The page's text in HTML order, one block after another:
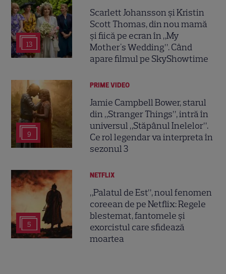
13
Scarlett Johansson și Kristin
Scott Thomas, din nou mamă
și fiică pe ecran în „My
Mother's Wedding”. Când
apare filmul pe SkyShowtime
9
PRIME VIDEO
Jamie Campbell Bower, starul
din „Stranger Things”, intră în
universul „Stăpânul Inelelor”.
Ce rol legendar va interpreta în
sezonul 3
5
NETFLIX
„Palatul de Est”, noul fenomen
coreean de pe Netflix: Regele
blestemat, fantomele și
exorcistul care sfidează
moartea